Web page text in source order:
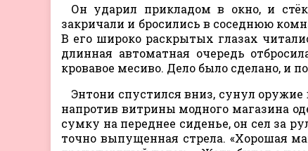
Он ударил прикладом в окно, и
закричали и бросились в соседнюю
В его широко раскрытых глазах
длинная автоматная очередь
кровавое месиво. Дело было сделано, и
Энтони спустился вниз, сунул
напротив витрины модного магазина
сумку на переднее сиденье, он сел за
точно выпущенная стрела. «Хорошая